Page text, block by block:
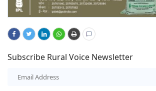
Subscribe Rural Voice Newsletter